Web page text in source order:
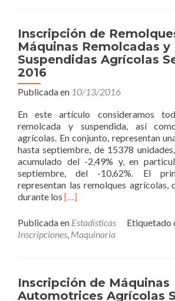
Inscripción de
Máquinas Remolcadas y
Suspendidas Agrícolas
2016
Publicada en 10/13/2016
En este artículo consideramos
remolcada y suspendida, así
agrícolas. En conjunto, representan
hasta septiembre, de 15378
acumulado del -2,49% y, en
septiembre, del -10,62%. El
representan las remolques agrícolas,
durante los Read
about
Inscripción
de
Remolcadas
y
[…]
Publicada en Estadísticas Etiquetado
Inscripciones, Maquinaria
Inscripción de Máquinas
Automotrices Agrícolas